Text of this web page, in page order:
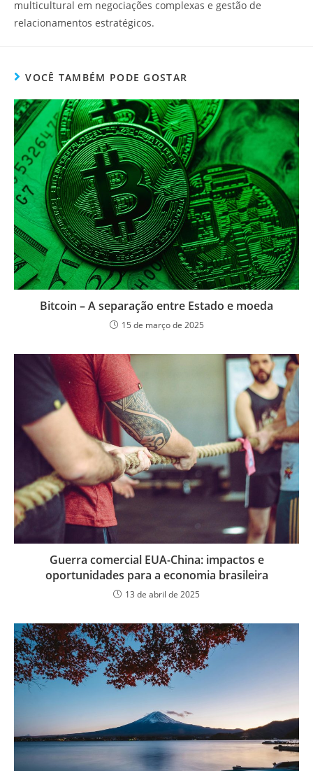
multicultural em negociações complexas e gestão de
relacionamentos estratégicos.
VOCÊ TAMBÉM PODE GOSTAR
Bitcoin – A separação entre Estado e moeda
15 de março de 2025
Guerra comercial EUA-China: impactos e
oportunidades para a economia brasileira
13 de abril de 2025